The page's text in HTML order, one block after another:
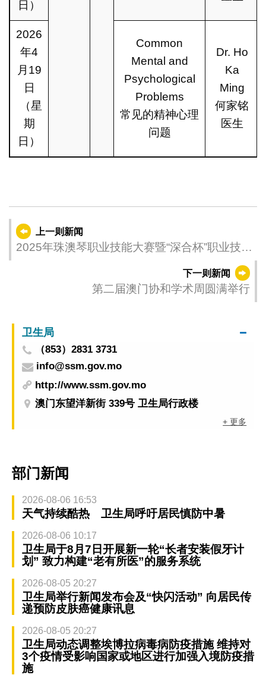
日）
2026
年4
月19
日
（星
期
日）
Common
Mental and
Psychological
Problems
常见的精神心理
问题
Dr. Ho
Ka
Ming
何家铭
医生
上一则新闻
2025年珠澳琴职业技能大赛暨“深合杯”职业技能
下一则新闻
第二届澳门协和学术周圆满举行
卫生局
（853）2831 3731
info@ssm.gov.mo
http://www.ssm.gov.mo
澳门东望洋新街 339号 卫生局行政楼
+ 更多
部门新闻
2026-08-06 16:53
天气持续酷热 卫生局呼吁居民慎防中暑
2026-08-06 10:17
卫生局于8月7日开展新一轮“长者安装假牙计
划” 致力构建“老有所医”的服务系统
2026-08-05 20:27
卫生局举行新闻发布会及“快闪活动” 向居民传
递预防皮肤癌健康讯息
2026-08-05 20:27
卫生局动态调整埃博拉病毒病防疫措施 维持对
3个疫情受影响国家或地区进行加强入境防疫措
施